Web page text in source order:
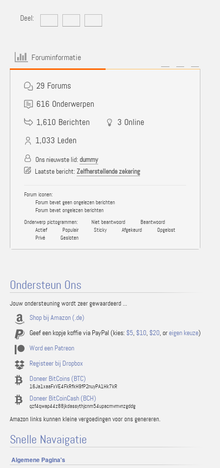
Deel:
Foruminformatie
29 Forums
616 Onderwerpen
1,610 Berichten 3 Online
1,033 Leden
Ons nieuwste lid: dummy
Laatste bericht: Zelfherstellende zekering
Forum iconen:
Forum bevat geen ongelezen berichten
Forum bevat ongelezen berichten
Onderwerp pictogrammen:
Niet beantwoord
Beantwoord
Actief
Populair Sticky Afgekeurd
Opgelost
Privé
Gesloten
Ondersteun Ons
Jouw ondersteuning wordt zeer gewaardeerd ...
Shop bij Amazon (.de)
Geef een kopje koffie via PayPal (kies: $5, $10, $20, or eigen keuze)
Word een Patreon
Registeer bij Dropbox
Doneer BitCoins (BTC)
16Ja1xaaFxVE4FkRfkH9fP2nuyPA1Hk7kR
Doneer BitCoinCash (BCH)
qzf4qwap44z88jkdassythjcnm54upacmvmvnzgddg
Amazon links kunnen kleine vergoedingen voor ons genereren.
Snelle Navaigatie
Algemene Pagina's